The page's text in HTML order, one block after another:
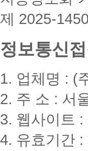
제 2025-
정보통신
1. 업체명 : (
2. 주 소 : 서
3. 웹사이트
4. 유효기간 :